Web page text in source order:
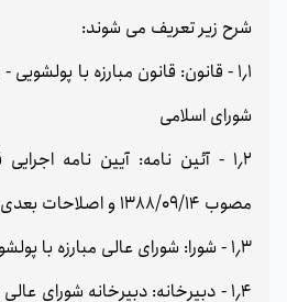
شرح زیر تعریف می شوند:
شورای اسلامی
1٫2 - آئین نامه: آیین نامه
مصوب 1388/09/14 و اصلاحات بعدی آن
1٫3 - شورا: شورای عالی مبارزه با پولشویی موضوع ماده 4 قانون
1٫4 - دبیرخانه: دبیرخانه شورای